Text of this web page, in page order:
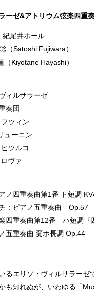
ーゼ&アトリウム弦楽四重
尾井ホール
（Satoshi Fujiwara）
Kiyotane Hayashi）
ィルサラーゼ
奏団
ツィン
ューニン
ツルコ
ヴァ
ノ四重奏曲第1番 ト短調
：ピアノ五重奏曲 Op.57
四重奏曲第12番 ハ短調『
五重奏曲 変ホ長調 Op.44
るエリソ・ヴィルサラー
も知れぬが、いわゆる「